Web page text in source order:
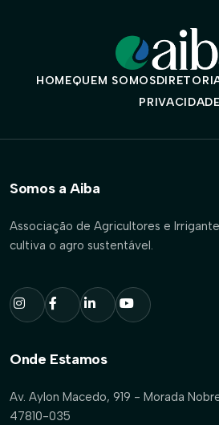
HOMEQUEM SOMOS
PRIVACIDADE
Somos a Aiba
Associação de Agricultores e
cultiva o agro sustentável.
Onde Estamos
Av. Aylon Macedo, 919 - Morada
47810-035